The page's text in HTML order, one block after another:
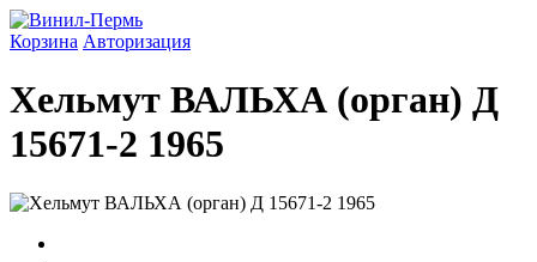
Корзина Авторизация
Хельмут ВАЛЬХА (орган) Д
15671-2 1965